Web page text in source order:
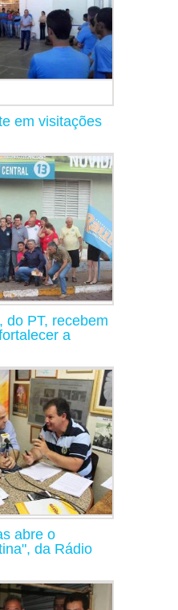
em visitações
do PT, recebem
a
abre o
da Rádio